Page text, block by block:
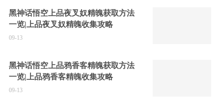
黑神话悟空上品夜叉奴精魄获取方法
一览|上品夜叉奴精魄收集攻略
09-13
黑神话悟空上品鸦香客精魄获取方法
一览|上品鸦香客精魄收集攻略
09-13